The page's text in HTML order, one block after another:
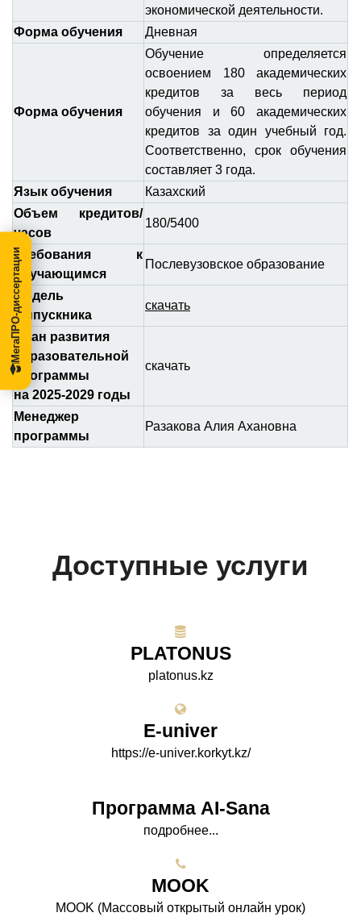
экономической деятельности.
Форма обучения
Дневная
Форма обучения
Обучение определяется
освоением 180 академических
кредитов за весь период
обучения и 60 академических
кредитов за один учебный год.
Соответственно, срок обучения
составляет 3 года.
Язык обучения
Казахский
Объем кредитов/
часов
180/5400
Требования к
обучающимся
Послевузовское образование
Модель
выпускника
скачать
План развития
образовательной
программы
на 2025-2029 годы
скачать
Менеджер
программы
Разакова Алия Ахановна
Доступные услуги
PLATONUS
platonus.kz
E-univer
https://e-univer.korkyt.kz/
Программа AI-Sana
подробнее...
МООK
МООK (Массовый открытый онлайн урок)
МегаПРО-диссертации